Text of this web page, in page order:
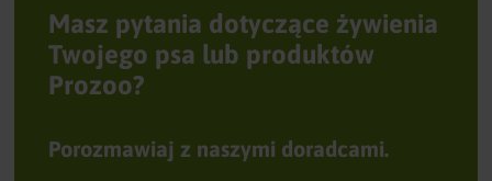
Masz pytania dotyczące żywienia
Twojego psa lub produktów
Prozoo?
Porozmawiaj z naszymi doradcami.